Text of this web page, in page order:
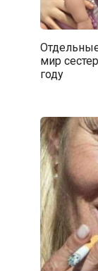
мир
году